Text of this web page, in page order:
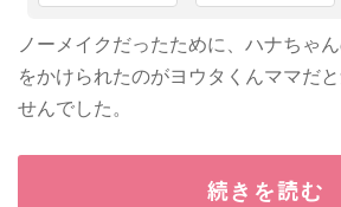
ノーメイクだったために、ハナちゃ
をかけられたのがヨウタくんママだ
せんでした。
続きを読む